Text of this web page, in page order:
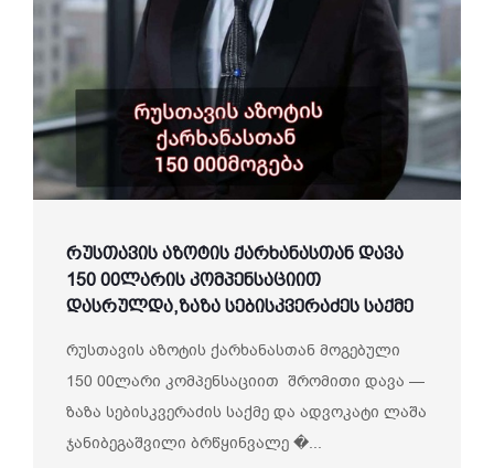
რუსთავის აზოტის ქარხანასთან დავა
150 00ლარის კომპენსაციით
დასრულდა,ზაზა სებისკვერაძეს საქმე
აქტიური ჩართულობით მოგვარდა
რუსთავის აზოტის ქარხანასთან მოგებული
150 00ლარი კომპენსაციით შრომითი დავა —
ზაზა სებისკვერაძის საქმე და ადვოკატი ლაშა
ჯანიბეგაშვილი ბრწყინვალე �...